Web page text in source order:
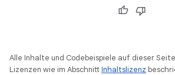
Alle Inhalte und Codebeispiele auf dieser
Lizenzen wie im AbschnittInhaltslizenz